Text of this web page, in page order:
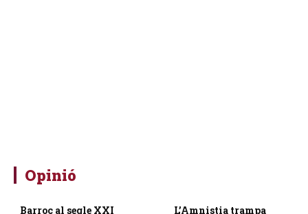
Opinió
Barroc al segle XXI L’Amnistia trampa